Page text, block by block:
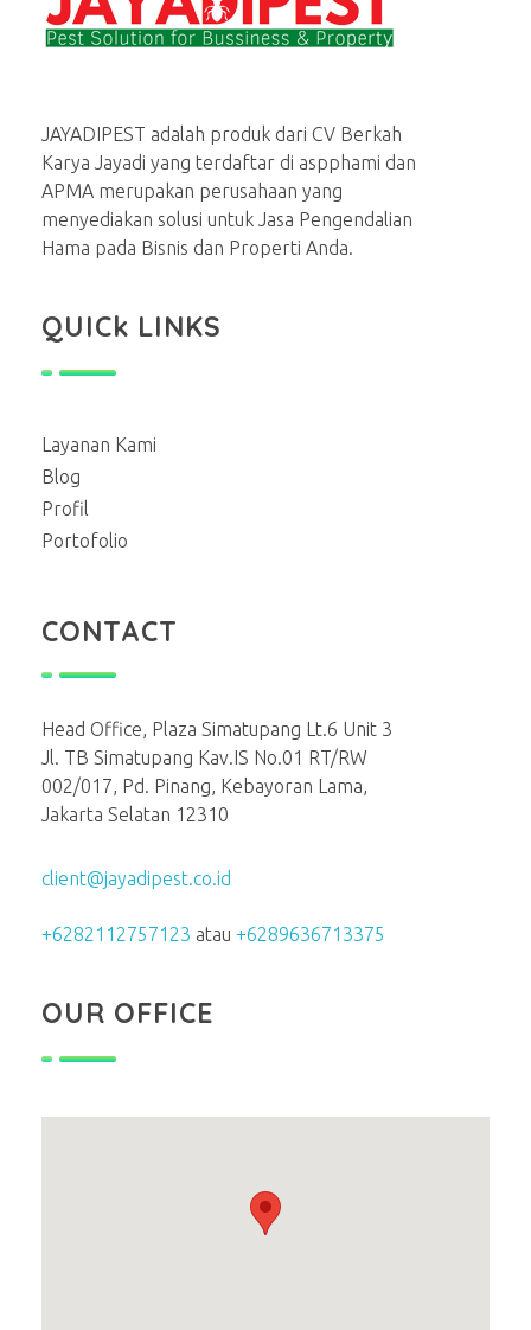
JAYADIPEST adalah produk dari CV Berkah
Karya Jayadi yang terdaftar di aspphami dan
APMA merupakan perusahaan yang
menyediakan solusi untuk Jasa Pengendalian
Hama pada Bisnis dan Properti Anda.
QUICk LINKS
Layanan Kami
Blog
Profil
Portofolio
CONTACT
Head Office, Plaza Simatupang Lt.6 Unit 3
Jl. TB Simatupang Kav.IS No.01 RT/RW
002/017, Pd. Pinang, Kebayoran Lama,
Jakarta Selatan 12310
client@jayadipest.co.id
+6282112757123 atau +6289636713375
OUR OFFICE